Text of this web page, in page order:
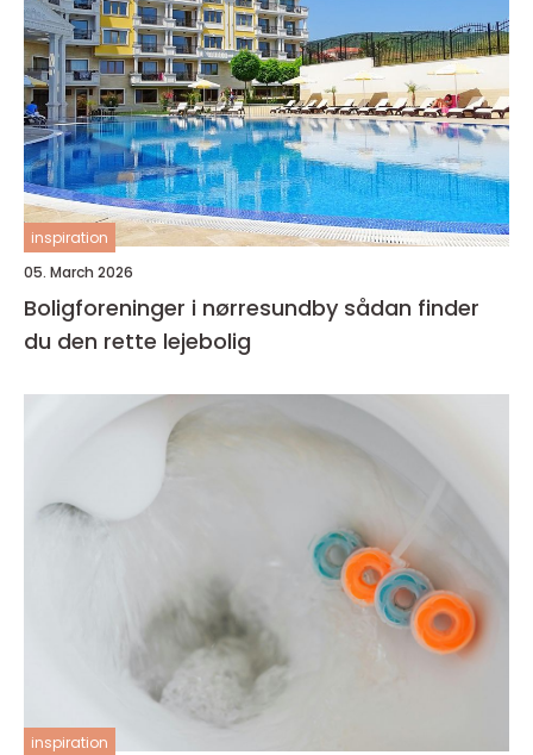
inspiration
05. March 2026
Boligforeninger i nørresundby sådan finder
du den rette lejebolig
inspiration